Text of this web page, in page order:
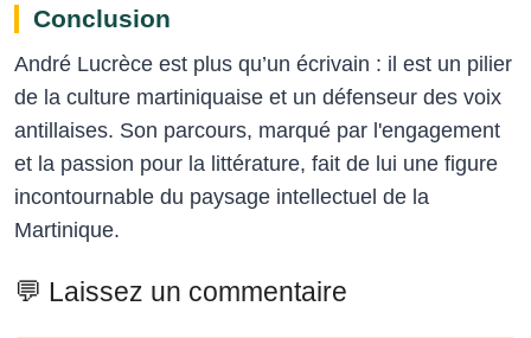
Conclusion
André Lucrèce est plus qu’un écrivain : il est un pilier
de la culture martiniquaise et un défenseur des voix
antillaises. Son parcours, marqué par l'engagement
et la passion pour la littérature, fait de lui une figure
incontournable du paysage intellectuel de la
Martinique.
💬 Laissez un commentaire